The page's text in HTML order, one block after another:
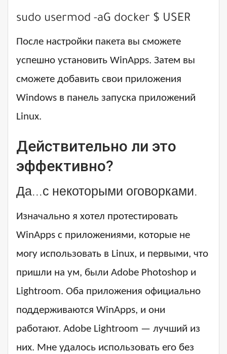
sudo usermod -aG docker $ USER
После настройки пакета вы сможете
успешно установить WinApps. Затем вы
сможете добавить свои приложения
Windows в панель запуска приложений
Linux.
Действительно ли это
эффективно?
Да...с некоторыми оговорками.
Изначально я хотел протестировать
WinApps с приложениями, которые не
могу использовать в Linux, и первыми, что
пришли на ум, были Adobe Photoshop и
Lightroom. Оба приложения официально
поддерживаются WinApps, и они
работают. Adobe Lightroom — лучший из
них. Мне удалось использовать его без